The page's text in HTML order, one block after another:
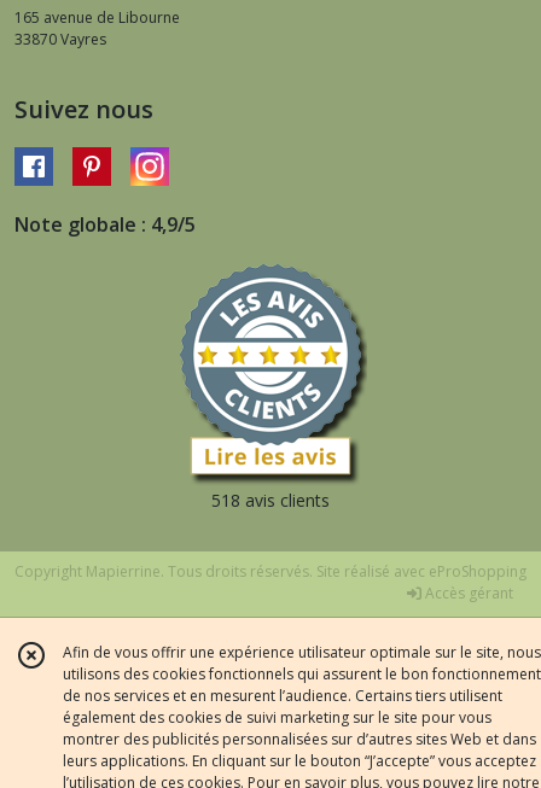
165 avenue de Libourne
33870Vayres
Suivez nous
Note globale : 4,9/5
518 avis clients
Copyright Mapierrine. Tous droits réservés. Site réalisé avec eProShopping
Accès gérant
Afin de vous offrir une expérience utilisateur optimale sur le site, nous
utilisons des cookies fonctionnels qui assurent le bon fonctionnement
de nos services et en mesurent l’audience. Certains tiers utilisent
également des cookies de suivi marketing sur le site pour vous
montrer des publicités personnalisées sur d’autres sites Web et dans
leurs applications. En cliquant sur le bouton “J’accepte” vous acceptez
l’utilisation de ces cookies. Pour en savoir plus, vous pouvez lire notre